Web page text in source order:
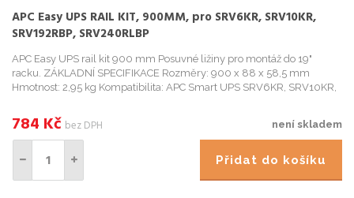
APC Easy UPS RAIL KIT, 900MM, pro SRV6KR, SRV10KR,
SRV192RBP, SRV240RLBP
APC Easy UPS rail kit 900 mm Posuvné ližiny pro montáž do 19"
racku. ZÁKLADNÍ SPECIFIKACE Rozměry: 900 x 88 x 58,5 mm
Hmotnost: 2,95 kg Kompatibilita: APC Smart UPS SRV6KR, SRV10KR,
není skladem
784 Kč bez DPH
Přidat do košíku